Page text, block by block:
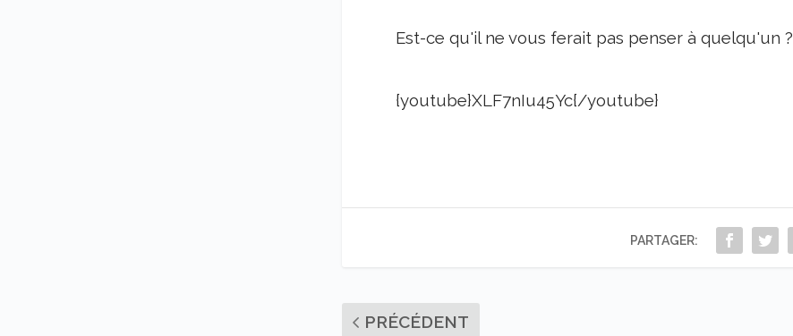
Est-ce qu'il ne vous ferait pas penser à quelqu'un ?
{youtube}XLF7nIu45Yc{/youtube}
PARTAGER:
PRÉCÉDENT